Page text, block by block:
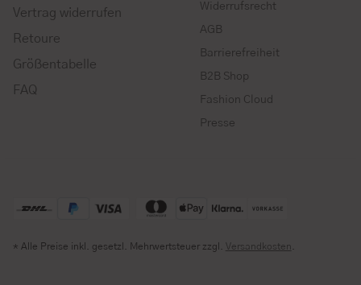
Vertrag widerrufen
Retoure
Größentabelle
FAQ
Widerrufsrecht
AGB
Barrierefreiheit
B2B Shop
Fashion Cloud
Presse
* Alle Preise inkl. gesetzl. Mehrwertsteuer zzgl. Versandkosten